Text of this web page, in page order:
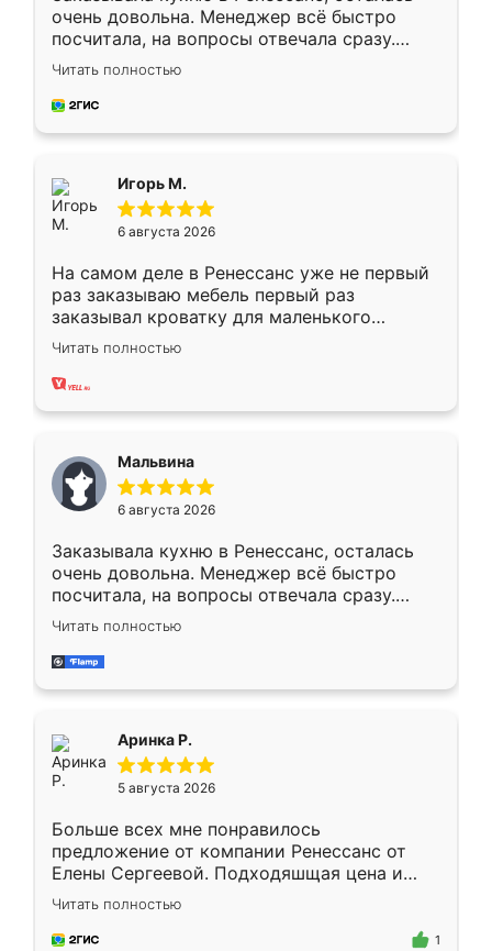
очень довольна. Менеджер всё быстро
посчитала, на вопросы отвечала сразу.
Замерщик приехал в субботу, подошёл к
делу со всей ответственностью. Собрали
за день, ребята работали аккуратно, даже
Читать полностью
Игорь М.
6 августа 2026
На самом деле в Ренессанс уже не первый
раз заказываю мебель первый раз
заказывал кроватку для маленького
ребёнка при его рождении ,во второй раз
заказал шкаф-купе. По качеству очень
хорошее сборка достаточно быстрая,
меньше, здесь же он более разнообразный.
Мне нравится ,если что-то потребуется из
мебели буду заказывать только здесь.
Читать полностью
Мальвина
6 августа 2026
Заказывала кухню в Ренессанс, осталась
очень довольна. Менеджер всё быстро
посчитала, на вопросы отвечала сразу.
Замерщик приехал в субботу, подошёл к
делу со всей ответственностью. Собрали
за день, ребята работали аккуратно, даже
Читать полностью
Аринка Р.
5 августа 2026
Больше всех мне понравилось
предложение от компании Ренессанс от
Елены Сергеевой. Подходяшщая цена и
короткие сроки изготовления. Приехавший
для замера сотрудник Владислав
предложил по моему эскизу самый
Читать полностью
1